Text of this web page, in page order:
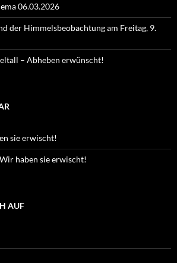
06.03.2026
der Himmelsbeobachtung am Freitag, 9.
– Abheben erwünscht!
sie erwischt!
Wir haben sie erwischt!
AUF